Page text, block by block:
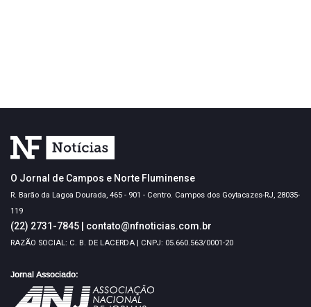
O Jornal de Campos e Norte Fluminense
R. Barão da Lagoa Dourada, 465 - 901 - Centro. Campos dos Goytacazes-RJ, 28035-
119
(22) 2731-7845 contato@nfnoticias.com.br
RAZÃO SOCIAL: C. B. DE LACERDA | CNPJ: 05.660.563/0001-20